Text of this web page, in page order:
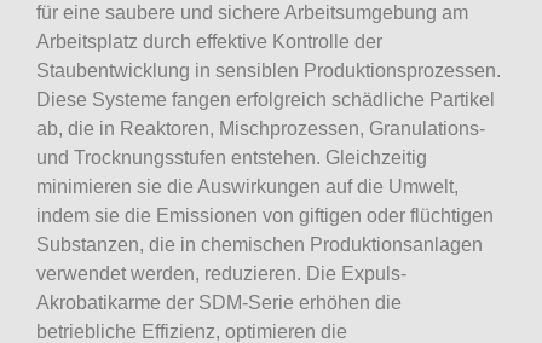
für eine saubere und sichere Arbeitsumgebung am
Arbeitsplatz durch effektive Kontrolle der
Staubentwicklung in sensiblen Produktionsprozessen.
Diese Systeme fangen erfolgreich schädliche Partikel
ab, die in Reaktoren, Mischprozessen, Granulations-
und Trocknungsstufen entstehen. Gleichzeitig
minimieren sie die Auswirkungen auf die Umwelt,
indem sie die Emissionen von giftigen oder flüchtigen
Substanzen, die in chemischen Produktionsanlagen
verwendet werden, reduzieren. Die Expuls-
Akrobatikarme der SDM-Serie erhöhen die
betriebliche Effizienz, optimieren die